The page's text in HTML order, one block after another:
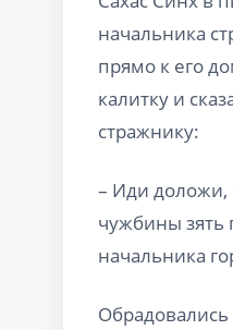
начальника
прямо к его
калитку и
стражнику:
– Иди доложи,
чужбины зять
начальника
Обрадовались